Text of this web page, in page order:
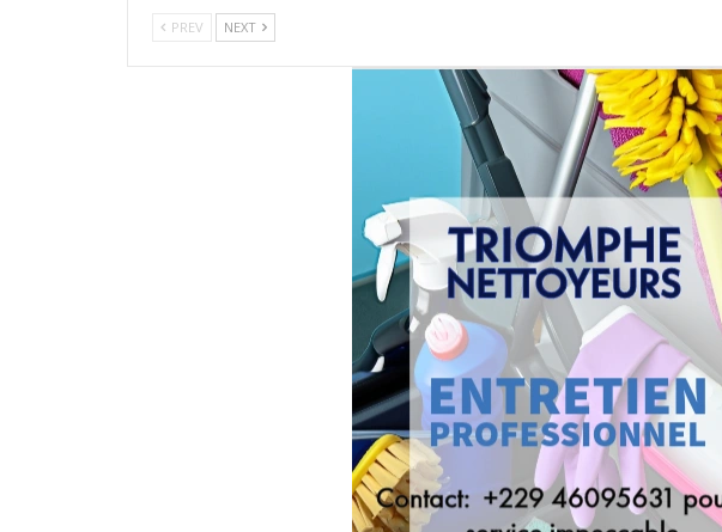
PREV NEXT